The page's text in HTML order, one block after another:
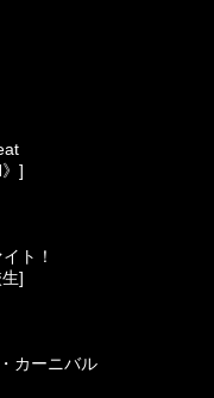
]
ト！
]
カーニバル